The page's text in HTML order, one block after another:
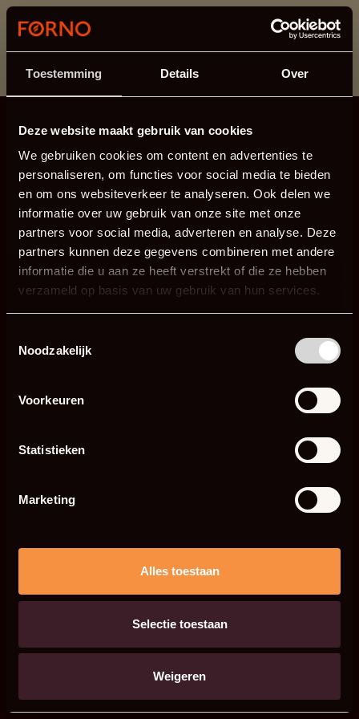
Toestemming Details Over
Deze website maakt gebruik van cookies
We gebruiken cookies om content en advertenties te
personaliseren, om functies voor social media te bieden
en om ons websiteverkeer te analyseren. Ook delen we
informatie over uw gebruik van onze site met onze
partners voor social media, adverteren en analyse. Deze
partners kunnen deze gegevens combineren met andere
informatie die u aan ze heeft verstrekt of die ze hebben
verzameld op basis van uw gebruik van hun services.
Noodzakelijk
Voorkeuren
Statistieken
Marketing
Alles toestaan
Selectie toestaan
Weigeren
Dit onderdeel is momenteel in onderhoud.
Als je informatie mist kun je ons bellen +31 413 274
168 of mailen
info@forno.eu.